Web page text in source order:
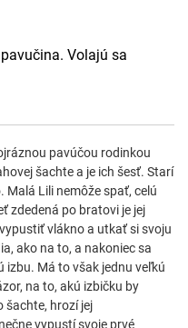
Volajú sa
pavúčou rodinkou
šachte a je ich šesť. Starí
Malá Lili nemôže spať, celú
zdedená po bratovi je jej
vlákno a utkať si svoju
ako na to, a nakoniec sa
izbu. Má to však jednu veľkú
na to, akú izbičku by
šachte, hrozí jej
vypustí svoje prvé